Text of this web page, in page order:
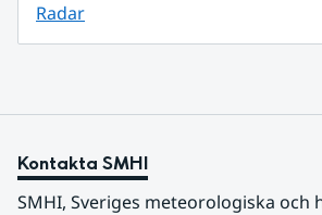
Radar
Kontakta SMHI
SMHI, Sveriges meteorologiska och